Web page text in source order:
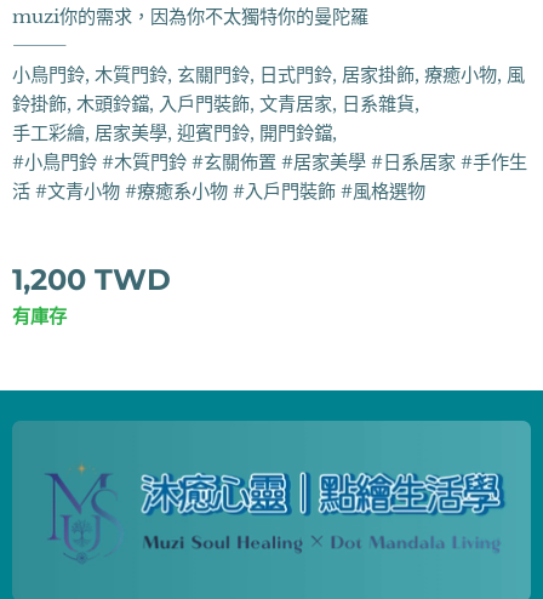
muzi你的需求，因為你不太獨特你的曼陀羅
⸻
小鳥門鈴, 木質門鈴, 玄關門鈴, 日式門鈴, 居家掛飾, 療癒小物, 風
鈴掛飾, 木頭鈴鐺, 入戶門裝飾, 文青居家, 日系雜貨,
手工彩繪, 居家美學, 迎賓門鈴, 開門鈴鐺,
#小鳥門鈴 #木質門鈴 #玄關佈置 #居家美學 #日系居家 #手作生
活 #文青小物 #療癒系小物 #入戶門裝飾 #風格選物
1,200 TWD
有庫存